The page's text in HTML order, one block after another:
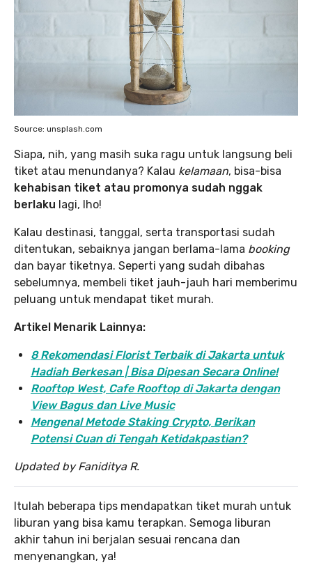
Source: unsplash.com
Siapa, nih, yang masih suka ragu untuk langsung beli
tiket atau menundanya? Kalau kelamaan, bisa-bisa
kehabisan tiket atau promonya sudah nggak
berlaku lagi, lho!
Kalau destinasi, tanggal, serta transportasi sudah
ditentukan, sebaiknya jangan berlama-lama booking
dan bayar tiketnya. Seperti yang sudah dibahas
sebelumnya, membeli tiket jauh-jauh hari memberimu
peluang untuk mendapat tiket murah.
Artikel Menarik Lainnya:
8 Rekomendasi Florist Terbaik di Jakarta untuk
Hadiah Berkesan | Bisa Dipesan Secara Online!
Rooftop West, Cafe Rooftop di Jakarta dengan
View Bagus dan Live Music
Mengenal Metode Staking Crypto, Berikan
Potensi Cuan di Tengah Ketidakpastian?
Updated by Faniditya R.
Itulah beberapa tips mendapatkan tiket murah untuk
liburan yang bisa kamu terapkan. Semoga liburan
akhir tahun ini berjalan sesuai rencana dan
menyenangkan, ya!